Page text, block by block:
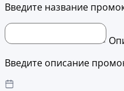
Введите название
Введите описание